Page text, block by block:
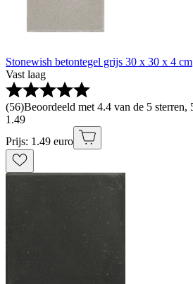
Stonewish betontegel grijs 30 x 30 x 4 cm
Vast laag
(56)Beoordeeld met 4.4 van de 5 sterren,
1 .49
Prijs: 1.49 euro